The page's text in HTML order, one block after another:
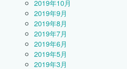
2019年10月
2019年9月
2019年8月
2019年7月
2019年6月
2019年5月
2019年3月